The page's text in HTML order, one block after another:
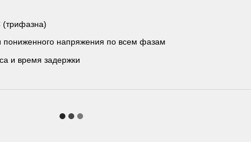
(трифазна)
напряжения по всем фазам
и время задержки